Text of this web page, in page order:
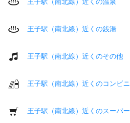
王子駅（南北線）近くの銭湯
王子駅（南北線）近くのその他
王子駅（南北線）近くのコンビ
王子駅（南北線）近くのスーパ